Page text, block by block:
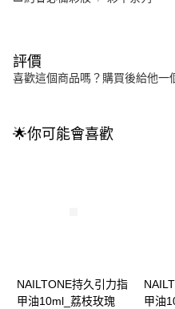
評價
喜歡這個商品嗎？購買後給他一
🌟你可能會喜歡
NAILTONE持久引力指
甲油10ml_荔枝玫瑰
甲油